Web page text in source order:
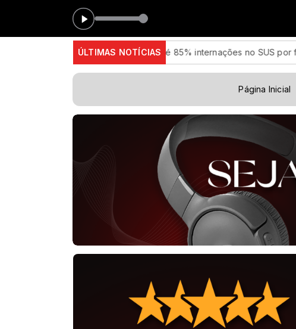
ÚLTIMAS NOTÍCIAS
Medicamento reduz em até 85% internações no SUS por fibrose cística
Página Inicial